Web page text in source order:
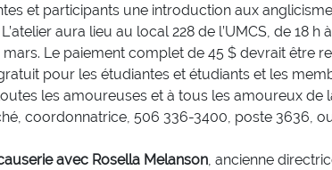
et participants une introduction aux
aura lieu au local 228 de l’UMCS, de 18 h
mars. Le paiement complet de 45 $ devrait être
pour les étudiantes et étudiants et les
les amoureuses et à tous les amoureux de
coordonnatrice, 506 336-3400, poste 3636,
avec Rosella Melanson, ancienne